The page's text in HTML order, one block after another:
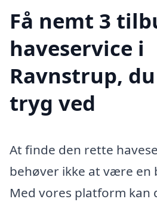
Få nemt 3
haveservice i
Ravnstrup,
tryg ved
At finde den rette
behøver ikke at være en
Med vores platform kan